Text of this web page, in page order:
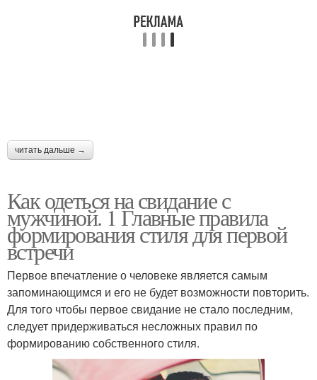
читать дальше →
Как одеться на свидание с
мужчиной. 1 Главные правила
формирования стиля для первой
встречи
Первое впечатление о человеке является самым
запоминающимся и его не будет возможности повторить.
Для того чтобы первое свидание не стало последним,
следует придерживаться несложных правил по
формированию собственного стиля.